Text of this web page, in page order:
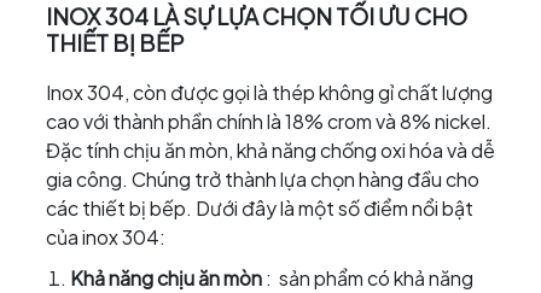
INOX 304 LÀ SỰ LỰA CHỌN TỐI ƯU CHO
THIẾT BỊ BẾP
Inox 304, còn được gọi là thép không gỉ chất lượng
cao với thành phần chính là 18% crom và 8% nickel.
Đặc tính chịu ăn mòn, khả năng chống oxi hóa và dễ
gia công. Chúng trở thành lựa chọn hàng đầu cho
các thiết bị bếp. Dưới đây là một số điểm nổi bật
của inox 304:
Khả năng chịu ăn mòn: sản phẩm có khả năng